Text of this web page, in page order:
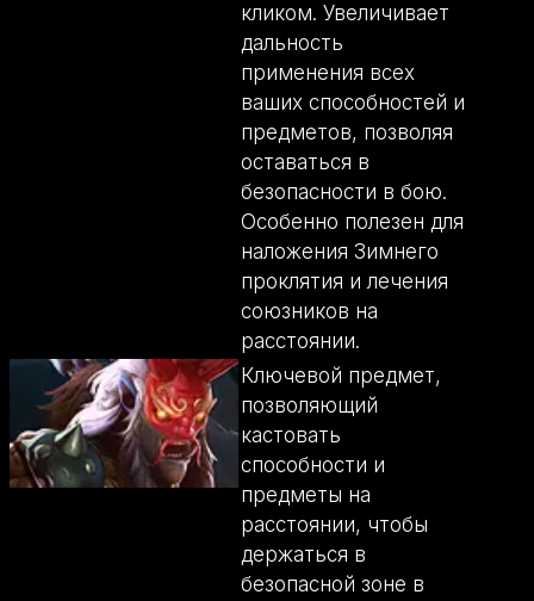
кликом. Увеличивает
дальность
применения всех
ваших способностей и
предметов, позволяя
оставаться в
безопасности в бою.
Особенно полезен для
наложения Зимнего
проклятия и лечения
союзников на
расстоянии.
Ключевой предмет,
позволяющий
кастовать
способности и
предметы на
расстоянии, чтобы
держаться в
безопасной зоне в